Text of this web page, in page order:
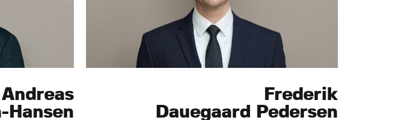
Andreas
Hansen
Frederik
Dauegaard Pedersen